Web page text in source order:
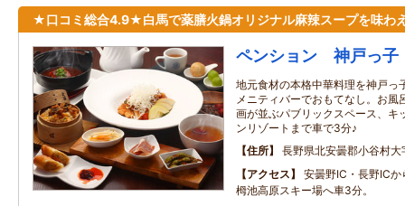
★口コミ総合4.9★白馬で薬膳火鍋オリジナル麻辣スープを味わ
ペンション 神戸っ子
地元食材の本格中華料理を神戸っ
メニティバーでおもてなし。お
画が並ぶパブリックスペース、キ
ンリゾートまで車で3分♪
住所
長野県北安曇郡小谷村大
アクセス
安曇野IC・長野IC
栂池高原スキー場へ車3分。